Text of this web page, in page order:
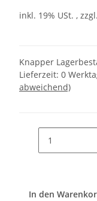
inkl. 19% USt. , zzgl.
Knapper
Lieferzeit: 0
abweichend)
In den